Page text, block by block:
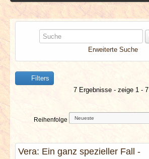
NEUESTE ARTIKEL
NEWS & DATES
BERICHTE
VERLOSUNGEN
Erweiterte Suche
Filters
7 Ergebnisse - zeige 1 - 7
Reihenfolge
Vera: Ein ganz spezieller Fall -